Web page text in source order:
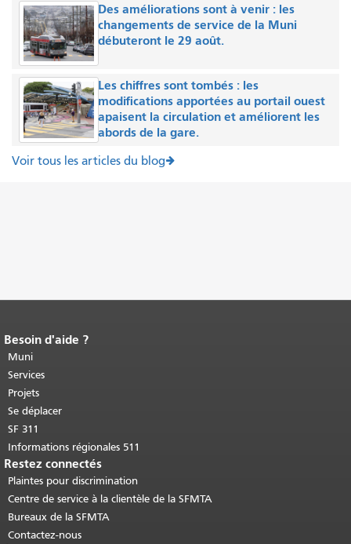
Des améliorations sont à venir : les
changements de service de la Muni
débuteront le 29 août.
Les chiffres sont tombés : les
modifications apportées au portail ouest
apaisent la circulation et améliorent les
abords de la gare.
Voir tous les articles du blog
Fin du contenu de la page.
cette page se répète sur chaque page.
Retour au haut du contenu principal
Besoin d'aide ?
Muni
Services
Projets
Se déplacer
SF 311
Informations régionales 511
Restez connectés
Plaintes pour discrimination
Centre de service à la clientèle de la SFMTA
Bureaux de la SFMTA
Contactez-nous